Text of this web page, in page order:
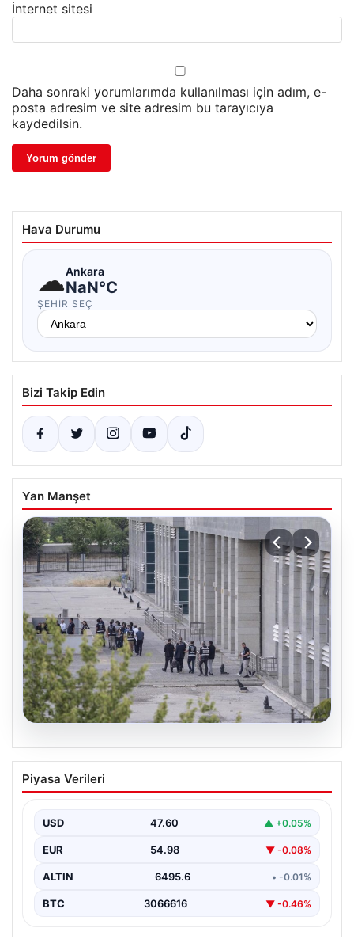
İnternet sitesi
Daha sonraki yorumlarımda kullanılması için adım, e-
posta adresim ve site adresim bu tarayıcıya
kaydedilsin.
Hava Durumu
☁Ankara
NaN°C
ŞEHIR SEÇ
Bizi Takip Edin
Yan Manşet
05.08.2026
Etimesgut Belediyesi’nde Kritik
Soruşturma: Başkan Yardımcısının
Ankara’da Etimesgut Belediyesi’ne ilişkin yürütülen
devam ediyor. Başkan…
Piyasa Verileri
USD 47.60 ▲ +0.05%
EUR 54.98 ▼ -0.08%
ALTIN 6495.6 • -0.01%
BTC 3066616 ▼ -0.46%